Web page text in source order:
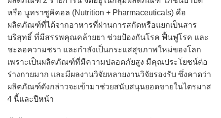
หรือ นูทราซูคิคอล (Nutrition + Pharmaceuticals) คือ
ผลิตภัณฑ์ที่ได้จากอาหารที่ผ่านการสกัดหรือแยกเป็นสาร
บริสุทธิ์ ที่มีสรรพคุณคล้ายยา ช่วยป้องกันโรค ฟื้นฟูโรค และ
ชะลอความชรา และกำลังเป็นกระแสสุขภาพใหม่ของโลก
เพราะเป็นผลิตภัณฑ์ที่มีความปลอดภัยสูง มีคุณประโยชน์ต่อ
ร่างกายมาก และมีผลงานวิจัยหลายงานวิจัยรองรับ ซึ่งคาดว่า
ผลิตภัณฑ์ดังกล่าวจะเข้ามาช่วยสนับสนุนยอดขายในไตรมาส
4 นี้และปีหน้า